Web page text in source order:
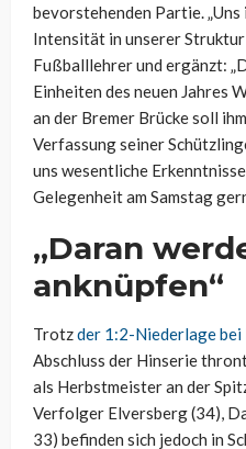
bevorstehenden Partie.
Intensität in unserer
Fußballlehrer und ergänzt:
Einheiten des neuen Jahres
an der Bremer Brücke soll
Verfassung seiner
uns wesentliche
Gelegenheit am Samstag
„Daran
anknüpfen“
Trotzder 1:2-Niederlage
Abschluss der Hinserie
als Herbstmeister an der
Verfolger Elversberg (34),
33) befinden sich jedoch in